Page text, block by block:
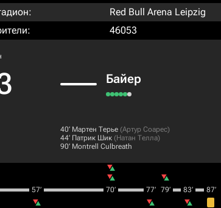
Red Bull Arena Leipzig
46053
Байер
40‎’‎ Мартен Терье (Артур Соарес)
44‎’‎ Патрик Шик (Натан Телла)
90‎’‎ Montrell Culbreath
57‎’‎ 70‎’‎ 77‎’‎ 79‎’‎ 83‎’‎ 87‎’‎